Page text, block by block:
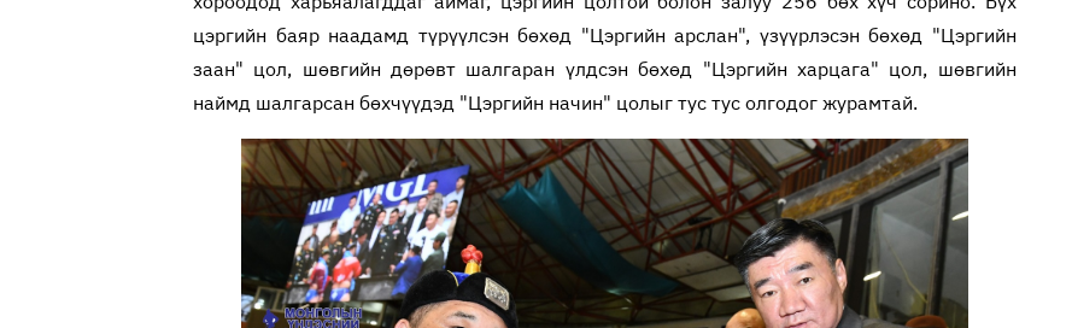
цэргийн баяр наадамд түрүүлсэн бөхөд "Цэргийн арслан", үзүүрлэсэн бөхөд "Цэргийн
заан" цол, шөвгийн дөрөвт шалгаран үлдсэн бөхөд "Цэргийн харцага" цол, шөвгийн
наймд шалгарсан бөхчүүдэд "Цэргийн начин" цолыг тус тус олгодог журамтай.